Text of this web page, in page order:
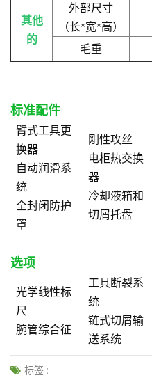
其他
的
外部尺寸
（长*宽*高）
毛重
标准配件
臂式工具更
换器
自动润滑系
统
全封闭防护
罩
刚性攻丝
电柜热交换
器
冷却液箱和
切屑托盘
选项
光学线性标
尺
腕管综合征
工具断裂系
统
链式切屑输
送系统
标签 :